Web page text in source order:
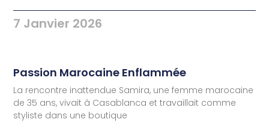
7 Janvier 2026
Passion Marocaine Enflammée
La rencontre inattendue Samira, une femme marocaine
de 35 ans, vivait à Casablanca et travaillait comme
styliste dans une boutique